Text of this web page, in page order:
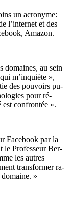
un acronyme:
l’internet et des
Amazon.
do­maines, au sein
m’inquiète »,
des pou­voirs pu­
pour ré­
est confrontée ».
Fa­ce­book par la
le Pro­fes­seur Ber­
les autres
trans­for­mer ra­
»